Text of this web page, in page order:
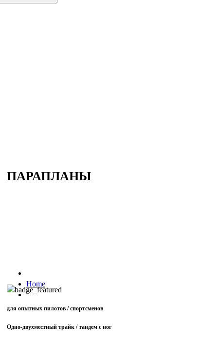
Competition
ПАРАПЛАНЫ
Home
для опытных пилотов / спортсменов
Одно-двухместный трайк / тандем с ног